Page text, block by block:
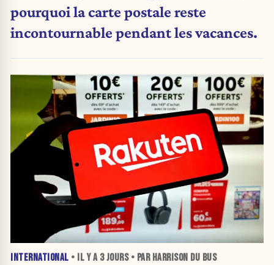
pourquoi la carte postale reste
incontournable pendant les vacances.
INTERNATIONAL • IL Y A 3 JOURS• PAR HARRISON DU BUS